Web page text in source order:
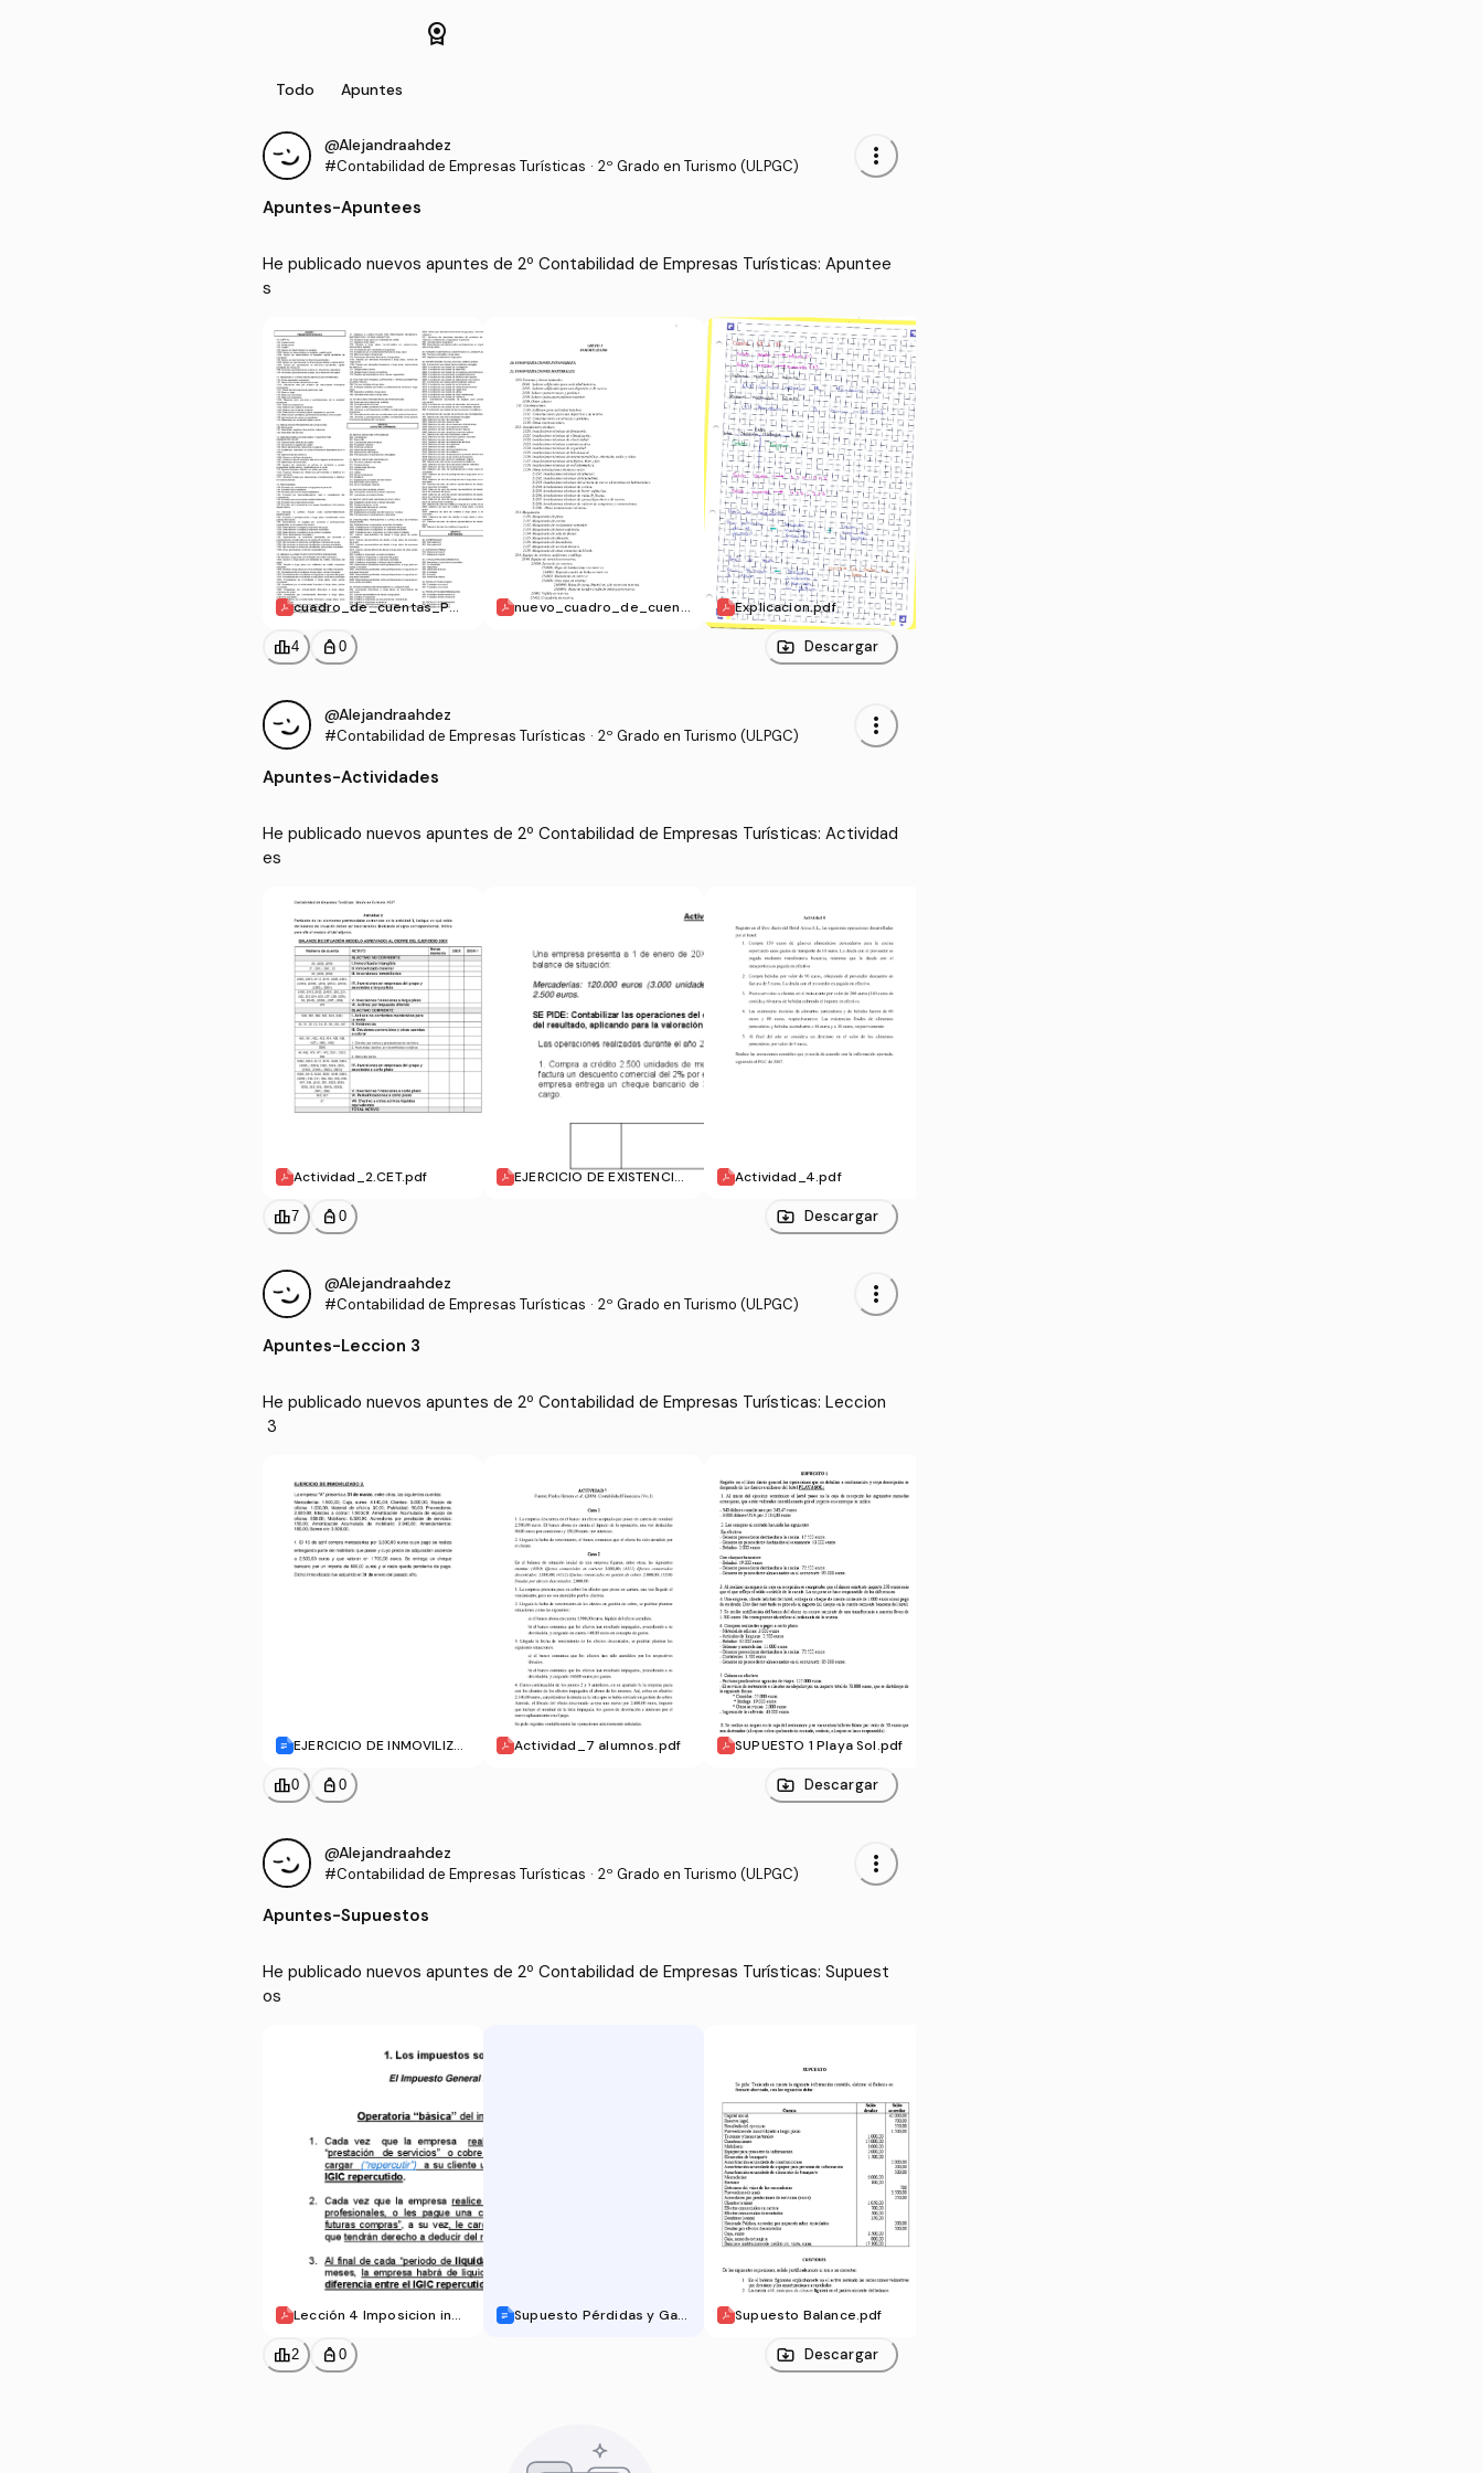
license
Todo Apuntes
@Alejandraahdez
#Contabilidad de Empresas Turísticas · 2º Grado en Turismo (ULPGC) more_vert
Apuntes-Apuntees
He publicado nuevos apuntes de 2º Contabilidad de Empresas Turísticas: Apuntee
s
cuadro_de_cuentas_PG
nuevo_cuadro_de_cuent
Explicacion.pdf
leaderboard4 personal_bag 0 Descargar
@Alejandraahdez
#Contabilidad de Empresas Turísticas · 2º Grado en Turismo (ULPGC) more_vert
Apuntes-Actividades
He publicado nuevos apuntes de 2º Contabilidad de Empresas Turísticas: Actividad
es
Actividad_2.CET.pdf
EJERCICIO DE EXISTENCIA
Actividad_4.pdf
leaderboard7 personal_bag 0 Descargar
@Alejandraahdez
#Contabilidad de Empresas Turísticas · 2º Grado en Turismo (ULPGC) more_vert
Apuntes-Leccion 3
He publicado nuevos apuntes de 2º Contabilidad de Empresas Turísticas: Leccion
3
EJERCICIO DE INMOVILIZA
Actividad_7 alumnos.pdf SUPUESTO 1 Playa Sol.pdf
leaderboard0 personal_bag 0 Descargar
@Alejandraahdez
#Contabilidad de Empresas Turísticas · 2º Grado en Turismo (ULPGC) more_vert
Apuntes-Supuestos
He publicado nuevos apuntes de 2º Contabilidad de Empresas Turísticas: Supuest
os
Lección 4 Imposicion indir
Supuesto Pérdidas y Gan
Supuesto Balance.pdf
leaderboard2 personal_bag 0 Descargar